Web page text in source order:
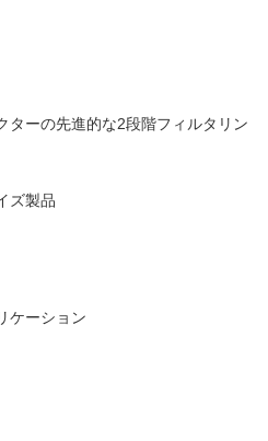
ターの先進的な2段階フィルタリン
ズ製品
ケーション